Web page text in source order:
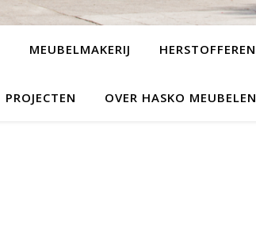
MEUBELMAKERIJ HERSTOFFEREN
PROJECTEN OVER HASKO MEUBELEN